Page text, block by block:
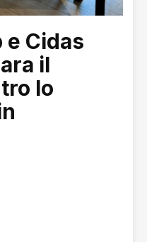
e Cidas
il
lo